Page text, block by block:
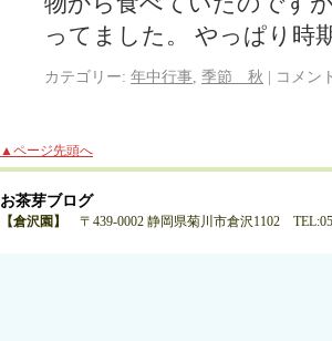
ってました。 やっぱり時
カテゴリー: 年中行事 季節 秋 | コメン
▲ページ先頭へ
お茶芽ブログ
【倉沢園】 〒439-0002 静岡県菊川市倉沢1102